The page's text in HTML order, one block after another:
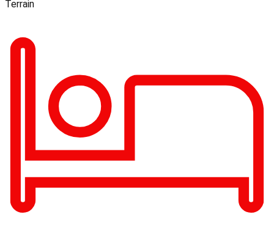
Terrain